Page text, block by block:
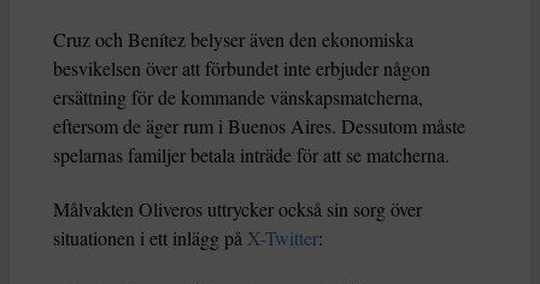
Cruz och Benítez belyser även den ekonomiska
besvikelsen över att förbundet inte erbjuder någon
ersättning för de kommande vänskapsmatcherna,
eftersom de äger rum i Buenos Aires. Dessutom måste
spelarnas familjer betala inträde för att se matcherna.
Målvakten Oliveros uttrycker också sin sorg över
situationen i ett inlägg på X-Twitter: